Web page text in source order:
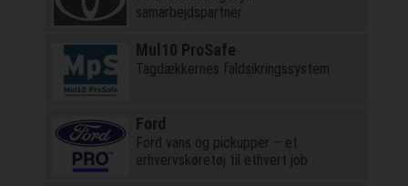
samarbejdspartner
Mul10 ProSafe
Tagdækkernes faldsikringssystem
Ford
Ford vans og pickupper – et
erhvervskøretøj til ethvert job